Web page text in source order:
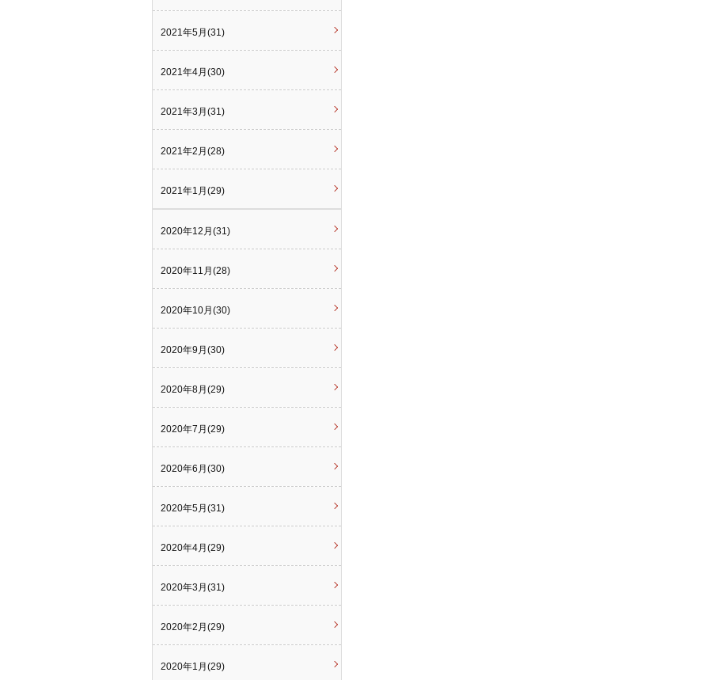
2021年5月(31)
2021年4月(30)
2021年3月(31)
2021年2月(28)
2021年1月(29)
2020年12月(31)
2020年11月(28)
2020年10月(30)
2020年9月(30)
2020年8月(29)
2020年7月(29)
2020年6月(30)
2020年5月(31)
2020年4月(29)
2020年3月(31)
2020年2月(29)
2020年1月(29)